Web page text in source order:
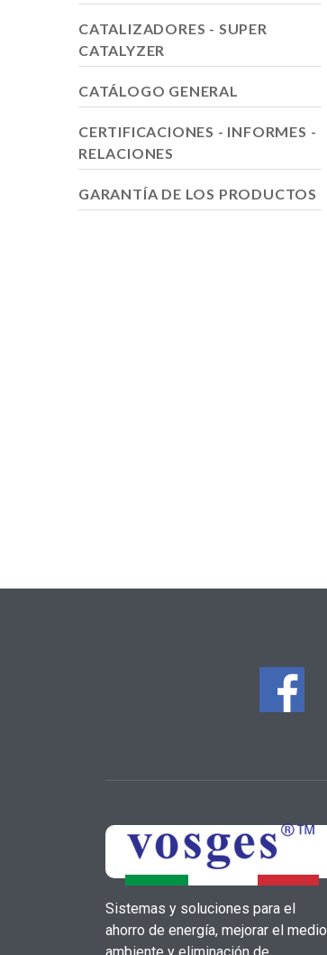
CATALIZADORES - SUPER
CATALYZER
CATÁLOGO GENERAL
CERTIFICACIONES - INFORMES -
RELACIONES
GARANTÍA DE LOS PRODUCTOS
Sistemas y soluciones para el
ahorro de energía, mejorar el medio
ambiente y eliminación de